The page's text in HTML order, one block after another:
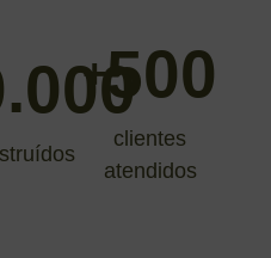
+500
clientes
atendidos